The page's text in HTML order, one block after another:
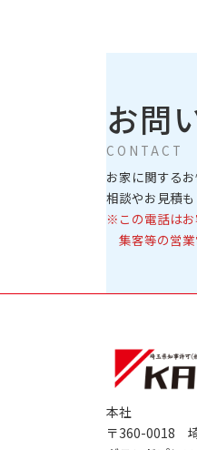
お問
CONTACT
お家に関するお
相談やお見積も
※この電話はお
集客等の営
本社
〒360-0018